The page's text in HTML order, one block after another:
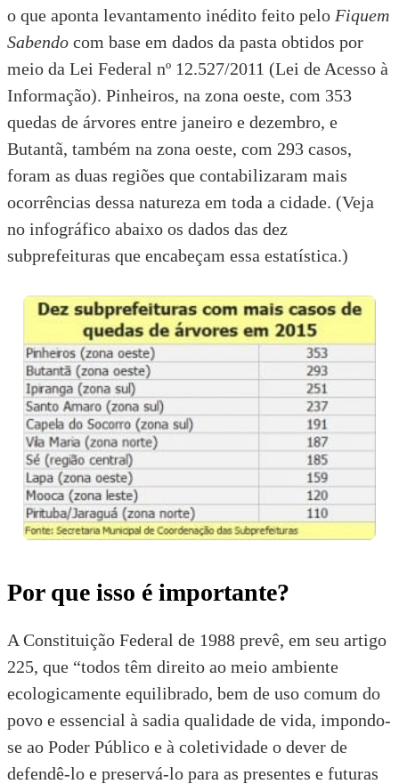
o que aponta levantamento inédito feito pelo Fiquem
Sabendo com base em dados da pasta obtidos por
meio da Lei Federal nº 12.527/2011 (Lei de Acesso à
Informação). Pinheiros, na zona oeste, com 353
quedas de árvores entre janeiro e dezembro, e
Butantã, também na zona oeste, com 293 casos,
foram as duas regiões que contabilizaram mais
ocorrências dessa natureza em toda a cidade. (Veja
no infográfico abaixo os dados das dez
subprefeituras que encabeçam essa estatística.)
Por que isso é importante?
A Constituição Federal de 1988 prevê, em seu artigo
225, que “todos têm direito ao meio ambiente
ecologicamente equilibrado, bem de uso comum do
povo e essencial à sadia qualidade de vida, impondo-
se ao Poder Público e à coletividade o dever de
defendê-lo e preservá-lo para as presentes e futuras